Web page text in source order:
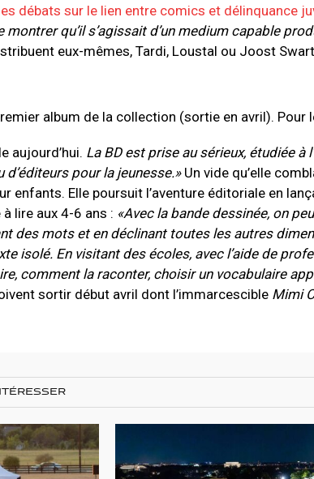
débats sur le lien entre comics et délinquance
montrer qu’il s’agissait d’un medium capable
eux-mêmes, Tardi, Loustal ou Joost
aujourd’hui. La BD est prise au sérieux, étudiée
d’éditeurs pour la jeunesse.»Un vide qu’elle
enfants. Elle poursuit l’aventure éditoriale en
lire aux 4-6 ans : «Avec la bande dessinée, on
des mots et en déclinant toutes les autres
isolé. En visitant des écoles, avec l’aide de
comment la raconter, choisir un vocabulaire
sortir début avril dont l’immarcescible Mimi